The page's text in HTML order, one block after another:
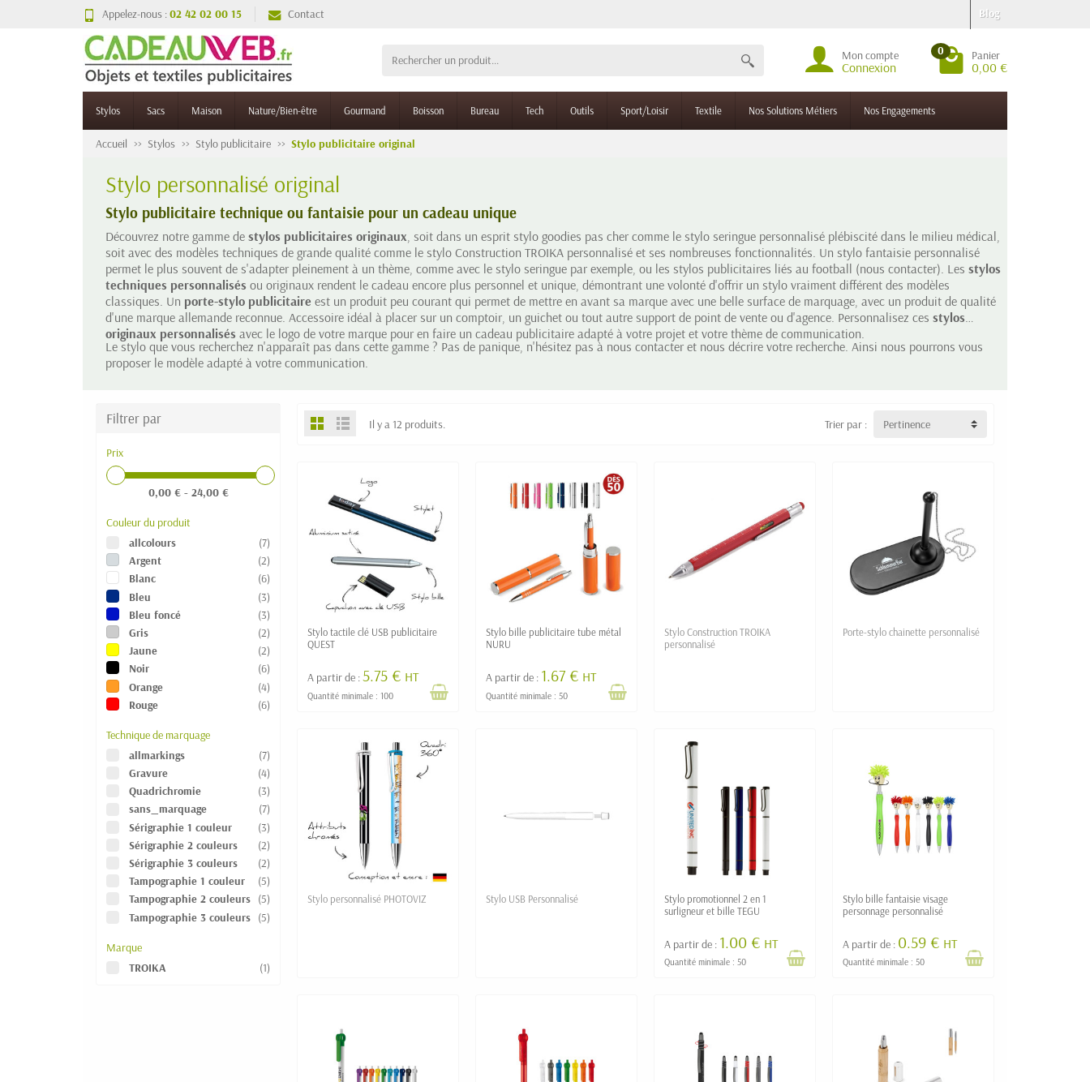
Appelez-nous :02 42 02 00 15 Contact Blog
Mon compte
Connexion
0 Panier
0,00 €
Stylos Sacs Maison Nature/Bien-être Gourmand Boisson Bureau Tech Outils Sport/Loisir Textile Nos Solutions Métiers Nos Engagements
Accueil Stylos Stylo publicitaire Stylo publicitaire original
Stylo personnalisé original
Stylo publicitaire technique ou fantaisie pour un cadeau unique
Découvrez notre gamme de stylos publicitaires originaux, soit dans un esprit stylo goodies pas cher comme le stylo seringue personnalisé plébiscité dans le milieu médical,
soit avec des modèles techniques de grande qualité comme le stylo Construction TROIKA personnalisé et ses nombreuses fonctionnalités. Un stylo fantaisie personnalisé
permet le plus souvent de s'adapter pleinement à un thème, comme avec le stylo seringue par exemple, ou les stylos publicitaires liés au football (nous contacter). Les stylos
techniques personnalisés ou originaux rendent le cadeau encore plus personnel et unique, démontrant une volonté d'offrir un stylo vraiment différent des modèles
classiques. Un porte-stylo publicitaire est un produit peu courant qui permet de mettre en avant sa marque avec une belle surface de marquage, avec un produit de qualité
d'une marque allemande reconnue. Accessoire idéal à placer sur un comptoir, un guichet ou tout autre support de point de vente ou d'agence. Personnalisez ces stylos
originaux personnalisés avec le logo de votre marque pour en faire un cadeau publicitaire adapté à votre projet et votre thème de communication.
Le stylo que vous recherchez n'apparaît pas dans cette gamme ? Pas de panique, n'hésitez pas à nous contacter et nous décrire votre recherche. Ainsi nous pourrons vous
proposer le modèle adapté à votre communication.
Filtrer par
Prix
0,00 € - 24,00 €
Couleur du produit
allcolours
(7)
Argent
(2)
Blanc
(6)
Bleu
(3)
Bleu foncé
(3)
Gris
(2)
Jaune
(2)
Noir
(6)
Orange
(4)
Rouge
(6)
Technique de marquage
allmarkings
(7)
Gravure
(4)
Quadrichromie
(3)
sans_marquage
(7)
Sérigraphie 1 couleur
(3)
Sérigraphie 2 couleurs
(2)
Sérigraphie 3 couleurs
(2)
Tampographie 1 couleur
(5)
Tampographie 2 couleurs (5)
Tampographie 3 couleurs (5)
Marque
TROIKA
(1)
Il y a 12 produits. Trier par : Pertinence
Stylo tactile clé USB publicitaire
QUEST
A partir de :5.75 € HT
Quantité minimale : 100
Stylo bille publicitaire tube métal
NURU
A partir de : 1.67 € HT
Quantité minimale : 50
Stylo Construction TROIKA
personnalisé
Porte-stylo chainette personnalisé
Stylo personnalisé PHOTOVIZ Stylo USB Personnalisé
Stylo promotionnel 2 en 1
surligneur et bille TEGU
A partir de : 1.00 € HT
Quantité minimale : 50
Stylo bille fantaisie visage
personnage personnalisé
A partir de : 0.59 € HT
Quantité minimale : 50